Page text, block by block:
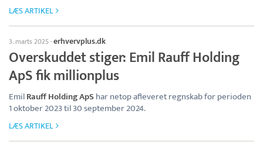
LÆS ARTIKEL
3. marts 2025·erhvervplus.dk
Overskuddet stiger: Emil Rauff Holding
ApS fik millionplus
EmilRauff Holding ApShar netop afleveret regnskab for perioden
1 oktober 2023 til 30 september 2024.
LÆS ARTIKEL